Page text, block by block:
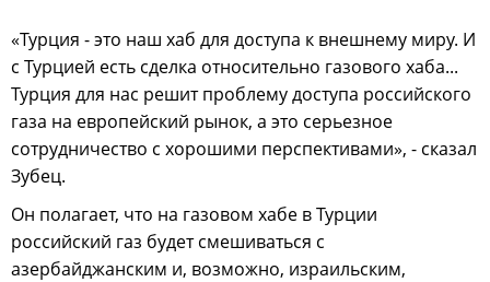
«Турция - это наш хаб для доступа к внешнему миру. И
с Турцией есть сделка относительно газового хаба...
Турция для нас решит проблему доступа российского
газа на европейский рынок, а это серьезное
сотрудничество с хорошими перспективами», - сказал
Зубец.
Он полагает, что на газовом хабе в Турции
российский газ будет смешиваться с
азербайджанским и, возможно, израильским,